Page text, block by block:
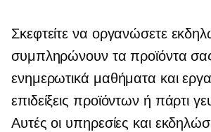
Σκεφτείτε να οργανώσετε
συμπληρώνουν τα προϊόντα
ενημερωτικά μαθήματα και
επιδείξεις προϊόντων ή πάρτι
Αυτές οι υπηρεσίες και